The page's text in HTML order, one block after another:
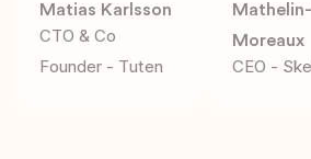
Matias Karlsson
CTO & Co
Founder - Tuten
Mathelin-
Moreaux
CEO -